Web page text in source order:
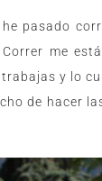
pasado
me
y lo
de hacer